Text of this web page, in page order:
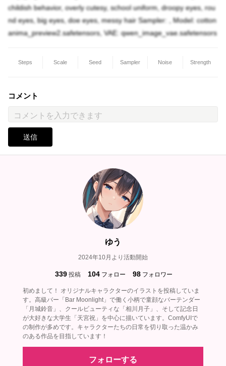
childish behavior, overly cutesy, school uniform, droopy eyes, rou
nd eyes, big eyes, doe eyes, messy hair Sampler: , Model: cotton
anima_preview2.safetensors, VAE: qwen_image_vae.safetensors
Steps Scale Seed Sampler Noise Strength
コメント
送信
ゆう
2024年10月より活動開始
339 投稿 104 フォロー 98 フォロワー
初めまして！ オリジナルキャラクターのイラストを投稿していま
す。高級バー「Bar Moonlight」で働く小柄で童顔なバーテンダー
「月城鈴音」、クールビューティな「相川月子」、そして記念日
が大好きな大学生「天宮祝」を中心に描いています。ComfyUIで
の制作が多めです。キャラクターたちの日常を切り取った温かみ
のある作品を目指しています！
フォローする